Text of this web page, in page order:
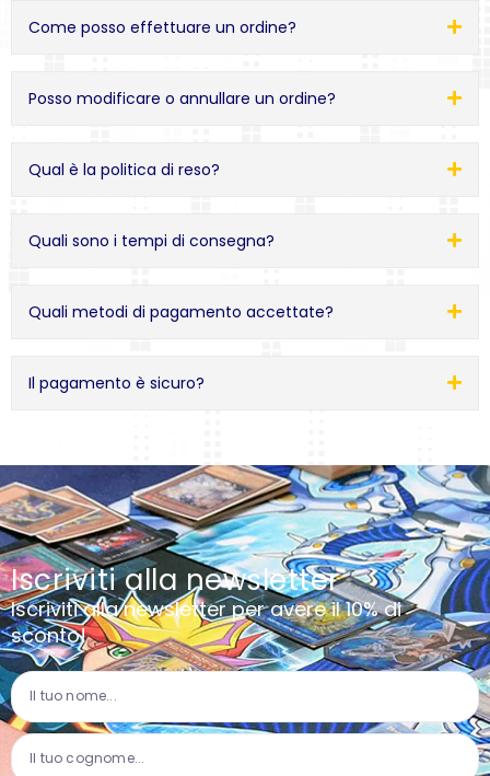
Come posso effettuare un ordine?
Posso modificare o annullare un ordine?
Qual è la politica di reso?
Quali sono i tempi di consegna?
Quali metodi di pagamento accettate?
Il pagamento è sicuro?
Iscriviti alla newsletter
Iscriviti alla newsletter per avere il 10% di
sconto!